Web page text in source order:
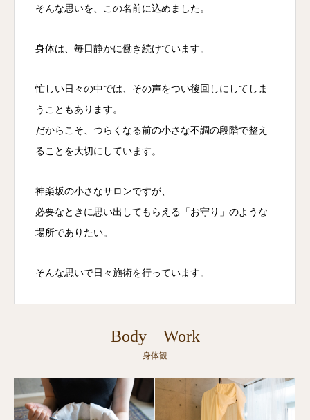
そんな思いを、この名前に込めました。
身体は、毎日静かに働き続けています。
忙しい日々の中では、その声をつい後回しにしてしま
うこともあります。
だからこそ、つらくなる前の小さな不調の段階で整え
ることを大切にしています。
神楽坂の小さなサロンですが、
必要なときに思い出してもらえる「お守り」のような
場所でありたい。
そんな思いで日々施術を行っています。
Body Work
身体観